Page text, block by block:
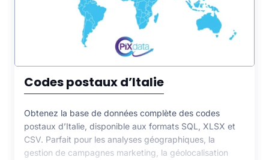
Codes postaux d’Italie
Obtenez la base de données complète des codes
postaux d’Italie, disponible aux formats SQL, XLSX et
CSV. Parfait pour les analyses géographiques, la
gestion de campagnes marketing, la géolocalisation